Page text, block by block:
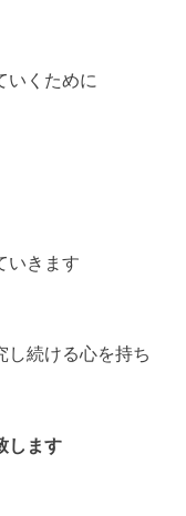
いくために
いきます
し続ける心を持ち
します